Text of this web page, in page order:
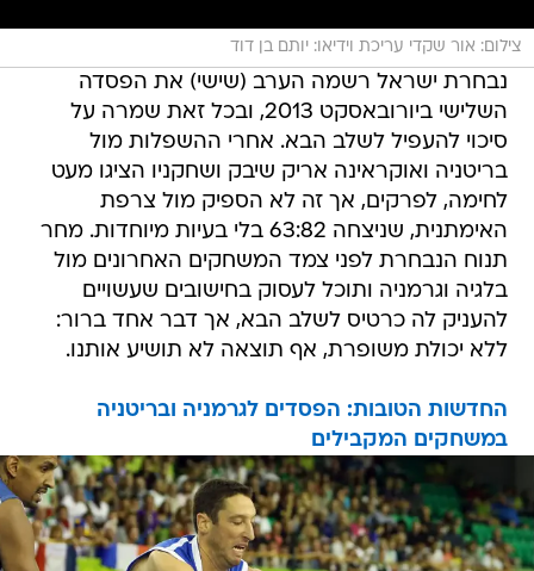
צילום: אור שקדי עריכת וידיאו: יותם בן דוד
נבחרת ישראל רשמה הערב (שישי) את הפסדה
השלישי ביורובאסקט 2013, ובכל זאת שמרה על
סיכוי להעפיל לשלב הבא. אחרי ההשפלות מול
בריטניה ואוקראינה אריק שיבק ושחקניו הציגו מעט
לחימה, לפרקים, אך זה לא הספיק מול צרפת
האימתנית, שניצחה 63:82 בלי בעיות מיוחדות. מחר
תנוח הנבחרת לפני צמד המשחקים האחרונים מול
בלגיה וגרמניה ותוכל לעסוק בחישובים שעשויים
להעניק לה כרטיס לשלב הבא, אך דבר אחד ברור:
ללא יכולת משופרת, אף תוצאה לא תושיע אותנו.
החדשות הטובות: הפסדים לגרמניה ובריטניה
במשחקים המקבילים